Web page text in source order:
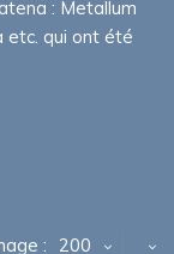
: Metallum
etc. qui ont été
: 200